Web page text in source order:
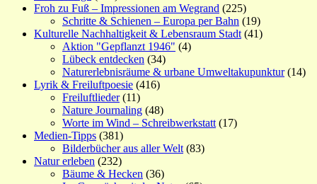
Froh zu Fuß – Impressionen am Wegrand (225)
Schritte & Schienen – Europa per Bahn (19)
Kulturelle Nachhaltigkeit & Lebensraum Stadt (41)
Aktion "Gepflanzt 1946" (4)
Lübeck entdecken (34)
Naturerlebnisräume & urbane Umweltakupunktur(14)
Lyrik & Freiluftpoesie (416)
Freiluftlieder(11)
Nature Journaling (48)
Worte im Wind – Schreibwerkstatt (17)
Medien-Tipps (381)
Bilderbücher aus aller Welt (83)
Natur erleben (232)
Bäume & Hecken (36)